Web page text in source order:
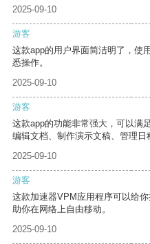
2025-09-10
游客
这款app的用户界面简洁明了，使
悉操作。
2025-09-10
游客
这款app的功能非常强大，可以满
编辑文档、制作演示文稿、管理日
2025-09-10
游客
这款加速器VPM应用程序可以给
助你在网络上自由移动。
2025-09-10